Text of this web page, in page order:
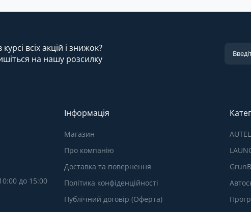
всіх акцій і знижок?
на нашу розсилку
до 15:00
Інформація
Магазин
Про компанію
Доставка та повернення
Політика конфіденційності
Публічний договір (Оферта)
AUTEL